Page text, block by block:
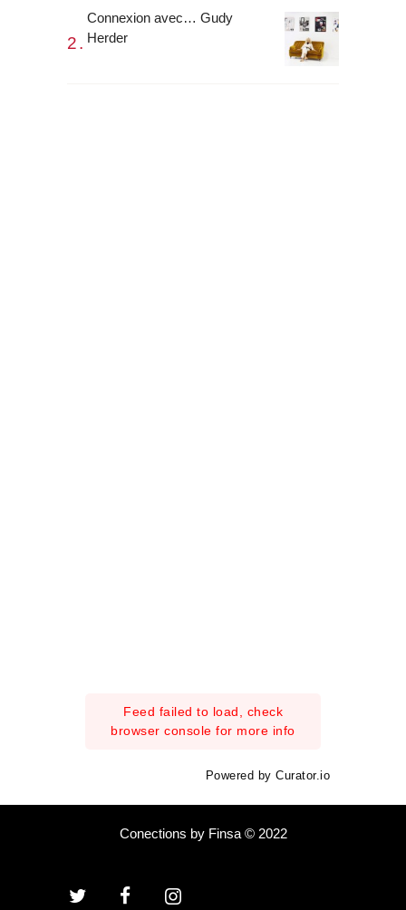
Connexion avec… Gudy
Herder
Feed failed to load, check
browser console for more info
Powered by Curator.io
Conections by Finsa © 2022